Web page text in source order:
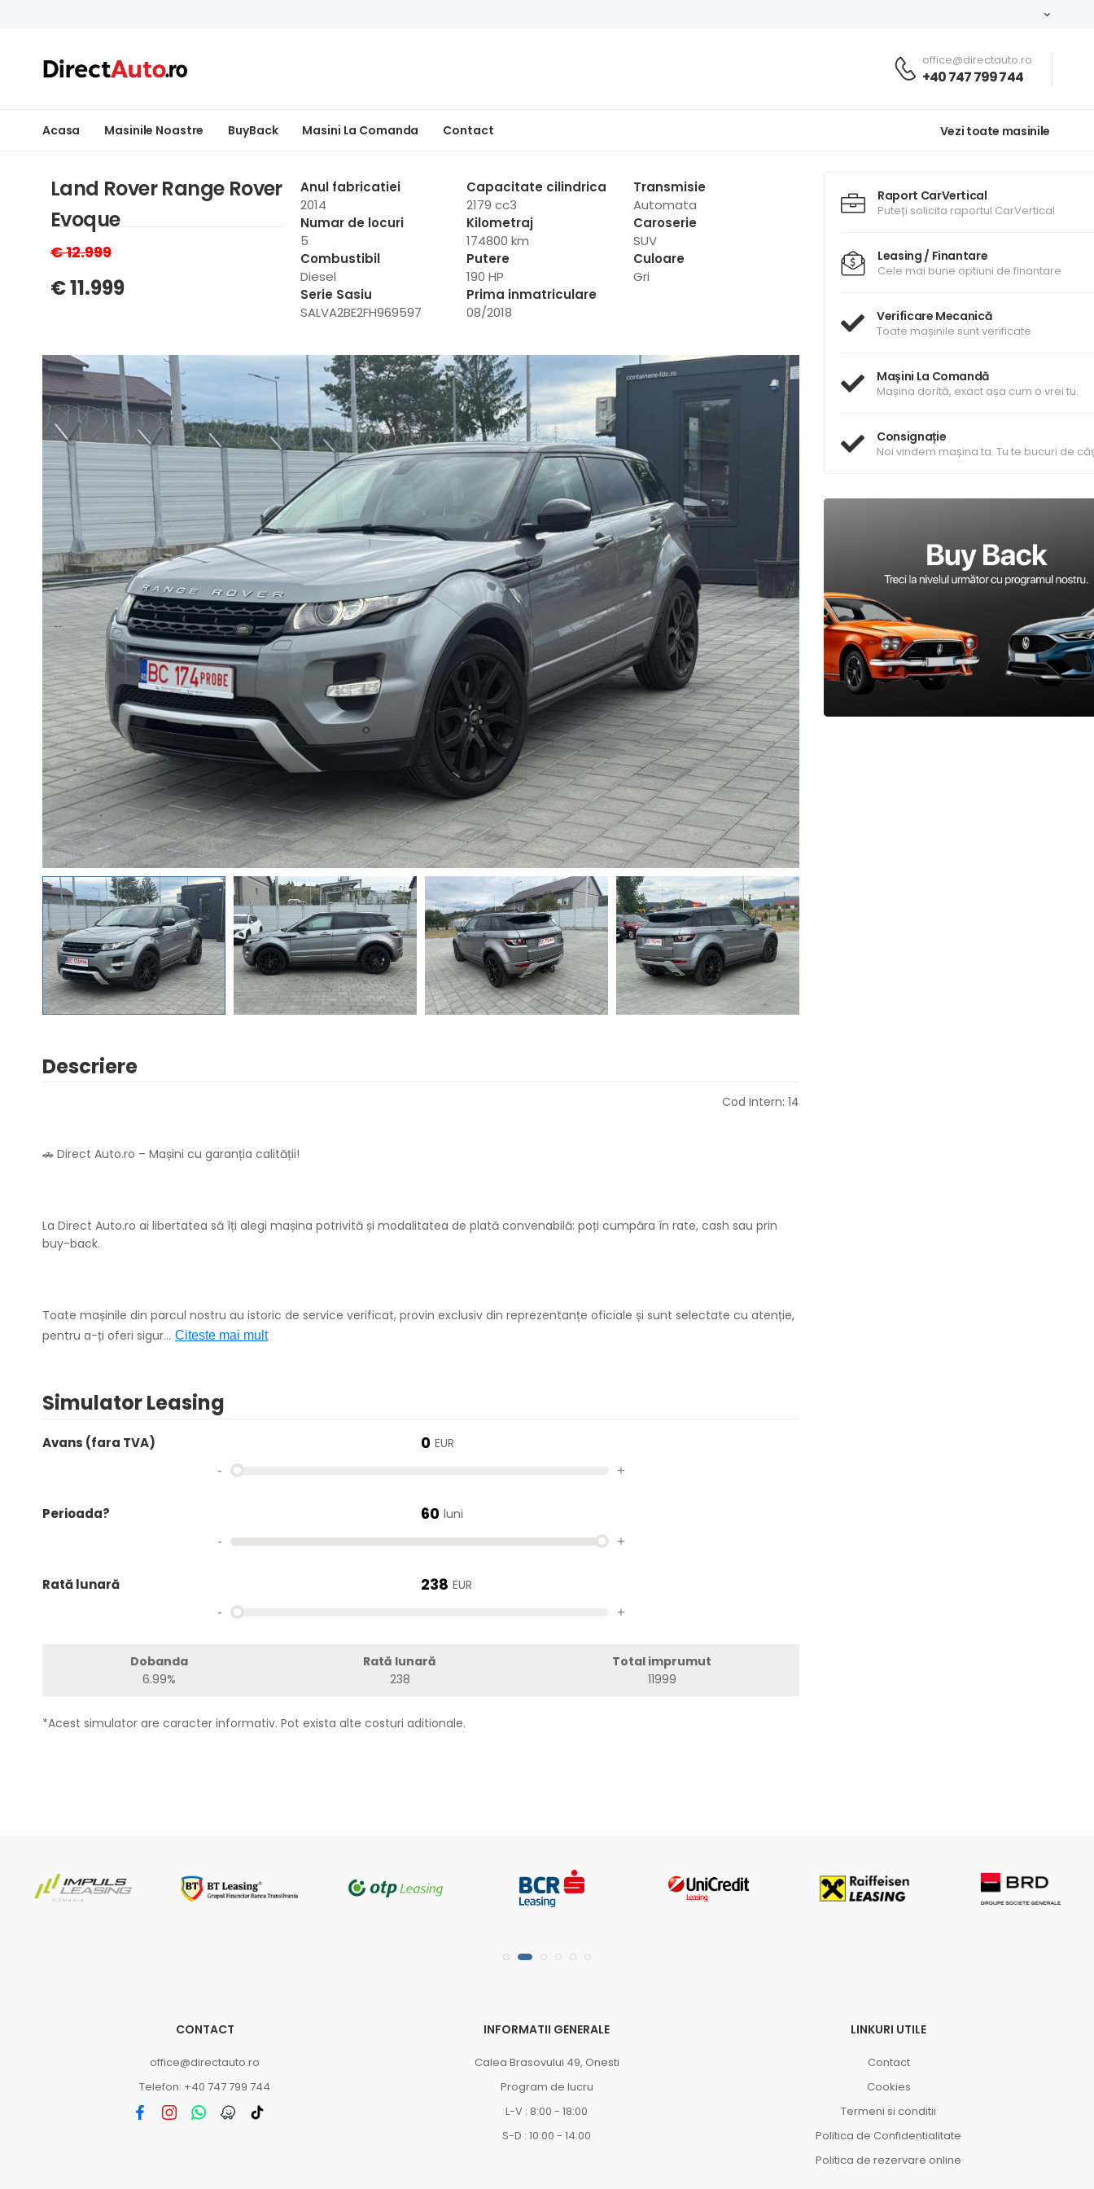
office@directauto.ro
+40 747 799 744
Acasa Masinile Noastre BuyBack Masini La Comanda Contact Vezi toate masinile
Land Rover Range Rover
Evoque
€ 12.999
€ 11.999
Anul fabricatiei
2014
Capacitate cilindrica
2179 cc3
Transmisie
Automata
Numar de locuri
5
Kilometraj
174800 km
Caroserie
SUV
Combustibil
Diesel
Putere
190 HP
Culoare
Gri
Serie Sasiu
SALVA2BE2FH969597
Prima inmatriculare
08/2018
Descriere
Cod Intern: 14
🚗 Direct Auto.ro – Mașini cu garanția calității!
La Direct Auto.ro ai libertatea să îți alegi mașina potrivită și modalitatea de plată convenabilă: poți cumpăra în rate, cash sau prin
buy-back.
Toate mașinile din parcul nostru au istoric de service verificat, provin exclusiv din reprezentanțe oficiale și sunt selectate cu atenție,
pentru a-ți oferi sigur... Citeste mai mult
Simulator Leasing
Avans (fara TVA) 0 EUR
- +
Perioada? 60 luni
- +
Rată lunară 238 EUR
- +
Dobanda
6.99%
Rată lunară
238
Total imprumut
11999
*Acest simulator are caracter informativ. Pot exista alte costuri aditionale.
Raport CarVertical
Puteți solicita raportul CarVertical
Leasing / Finantare
Cele mai bune optiuni de finantare
Verificare Mecanică
Toate mașinile sunt verificate
Mașini La Comandă
Mașina dorită, exact așa cum o vrei tu.
Consignație
Noi vindem mașina ta. Tu te bucuri de
CONTACT
office@directauto.ro
Telefon: +40 747 799 744
INFORMATII GENERALE
Calea Brasovului 49, Onesti
Program de lucru
L-V : 8:00 - 18:00
S-D : 10:00 - 14:00
LINKURI UTILE
Contact
Cookies
Termeni si conditii
Politica de Confidentialitate
Politica de rezervare online